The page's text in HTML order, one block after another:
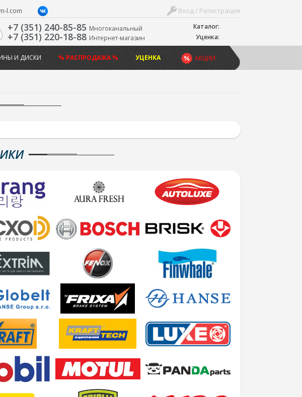
Каталог:
Уценка:
Вход / Регистрация
l.com
+7 (351) 240-85-85 Многоканальный
+7 (351) 220-18-88 Интернет-магазин
АКЦИИ
И ДИСКИ % РАСПРОДАЖА % УЦЕНКА